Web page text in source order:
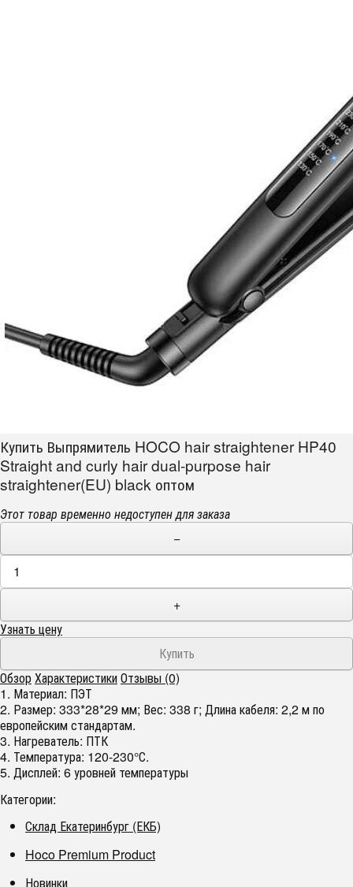
Купить Выпрямитель HOCO hair straightener HP40
Straight and curly hair dual-purpose hair
straightener(EU) black оптом
Этот товар временно недоступен для заказа
−
+
Узнать цену
ОбзорХарактеристикиОтзывы (0)
1. Материал: ПЭТ
2. Размер: 333*28*29 мм; Вес: 338 г; Длина кабеля: 2,2 м по
европейским стандартам.
3. Нагреватель: ПТК
4. Температура: 120-230°С.
5. Дисплей: 6 уровней температуры
Категории:
Склад Екатеринбург (ЕКБ)
Hoco Premium Product
Новинки